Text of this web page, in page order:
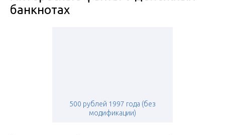
банкнотах
500 рублей 1997 года (без
модификации)